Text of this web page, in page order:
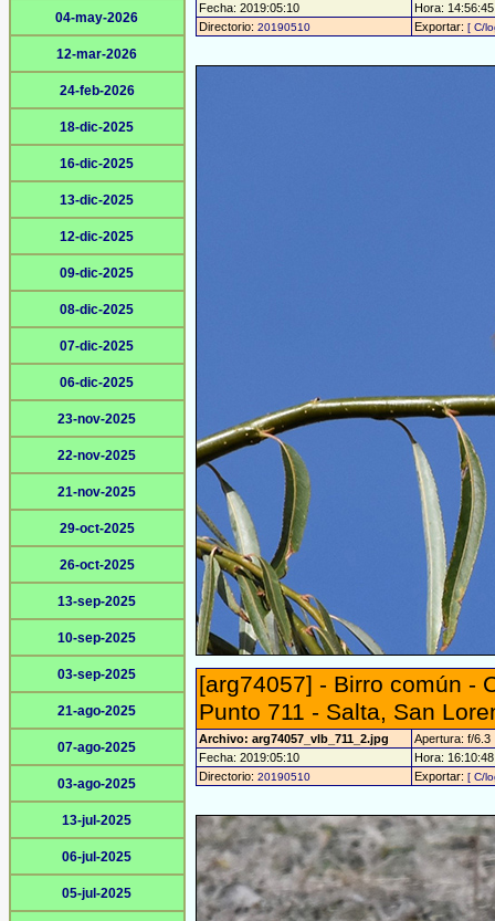
04-may-2026
12-mar-2026
24-feb-2026
18-dic-2025
16-dic-2025
13-dic-2025
12-dic-2025
09-dic-2025
08-dic-2025
07-dic-2025
06-dic-2025
23-nov-2025
22-nov-2025
21-nov-2025
29-oct-2025
26-oct-2025
13-sep-2025
10-sep-2025
03-sep-2025
21-ago-2025
07-ago-2025
03-ago-2025
13-jul-2025
06-jul-2025
05-jul-2025
Fecha: 2019:05:10
Hora:
Directorio: 20190510 Exportar: [ C/
[arg74057] - Birro común -
Punto 711 - Salta, San
Archivo: arg74057_vlb_711_2.jpg
Apertura: f/6.3
Fecha: 2019:05:10
Hora:
Directorio: 20190510 Exportar: [ C/